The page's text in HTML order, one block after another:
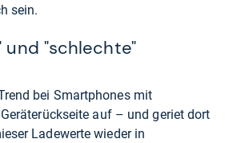
sein.
und "schlechte"
bei Smartphones mit
auf – und geriet dort
Ladewerte wieder in